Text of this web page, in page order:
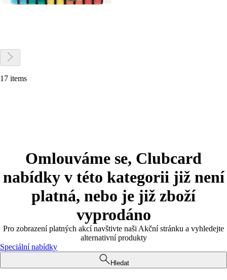
17 items
Omlouváme se, Clubcard
nabídky v této kategorii již není
platná, nebo je již zboží
vyprodáno
Pro zobrazení platných akcí navštivte naši Akční stránku a vyhledejte
alternativní produkty
Speciální nabídky
Hledat